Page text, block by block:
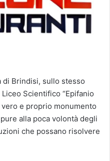
di Brindisi, sullo stesso
Scientifico “Epifanio
vero e proprio monumento
alla poca volontà degli
che possano risolvere